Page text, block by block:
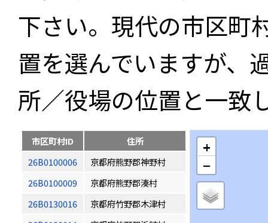
下さい。現代の市区町
置を選んでいますが、
所／役場の位置と一致
市区町村ID
住所
26B0100006
京都府熊野郡神野村
26B0100009
京都府熊野郡湊村
26B0130016
京都府竹野郡木津村
+
−